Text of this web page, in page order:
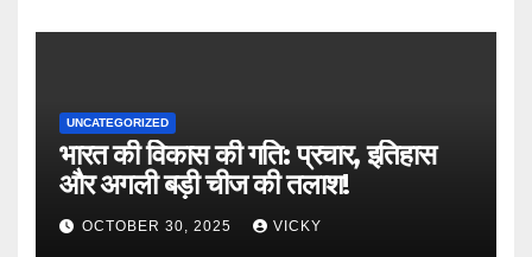
UNCATEGORIZED
भारत की विकास की गति: प्रचार, इतिहास
और अगली बड़ी चीज की तलाश!
OCTOBER 30, 2025 VICKY